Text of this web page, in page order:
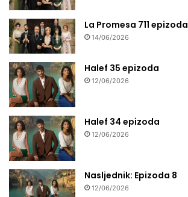
La Promesa 711 epizoda
14/06/2026
Halef 35 epizoda
12/06/2026
Halef 34 epizoda
12/06/2026
Nasljednik: Epizoda 8
12/06/2026